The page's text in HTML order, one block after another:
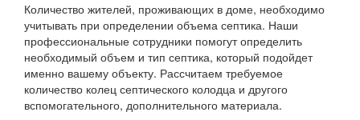
Количество жителей, проживающих в доме, необходимо
учитывать при определении объема септика. Наши
профессиональные сотрудники помогут определить
необходимый объем и тип септика, который подойдет
именно вашему объекту. Рассчитаем требуемое
количество колец септического колодца и другого
вспомогательного, дополнительного материала.